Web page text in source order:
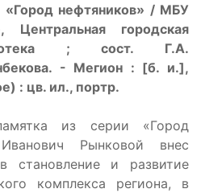
«Город нефтяников» / МБУ
Центральная городская
; сост. Г.А.
- Мегион : [б. и.],
: цв. ил., портр.
из серии «Город
Рынковой внес
становление и развитие
комплекса региона, в